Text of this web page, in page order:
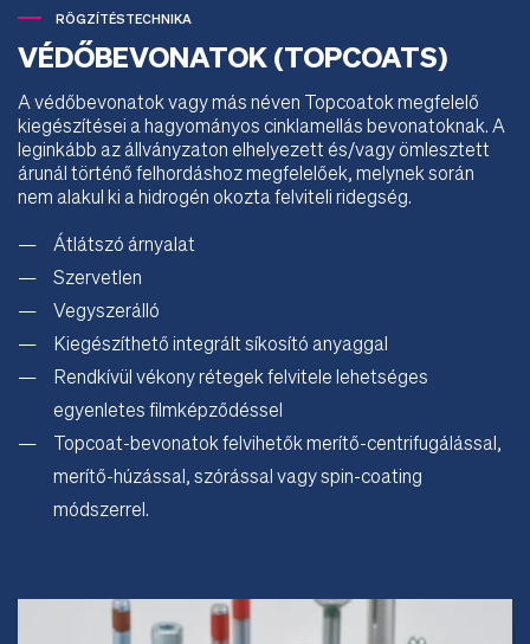
RÖGZÍTÉSTECHNIKA
VÉDŐBEVONATOK (TOPCOATS)
A védőbevonatok vagy más néven Topcoatok megfelelő
kiegészítései a hagyományos cinklamellás bevonatoknak. A
leginkább az állványzaton elhelyezett és/vagy ömlesztett
árunál történő felhordáshoz megfelelőek, melynek során
nem alakul ki a hidrogén okozta felviteli ridegség.
Átlátszó árnyalat
Szervetlen
Vegyszerálló
Kiegészíthető integrált síkosító anyaggal
Rendkívül vékony rétegek felvitele lehetséges
egyenletes filmképződéssel
Topcoat-bevonatok felvihetők merítő-centrifugálással,
merítő-húzással, szórással vagy spin-coating
módszerrel.